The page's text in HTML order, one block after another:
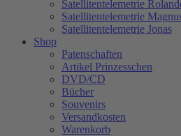
Satellitentelemetrie
Satellitentelemetrie
Satellitentelemetrie Jonas
Shop
Patenschaften
Artikel Prinzesschen
DVD/CD
Bücher
Souvenirs
Versandkosten
Warenkorb